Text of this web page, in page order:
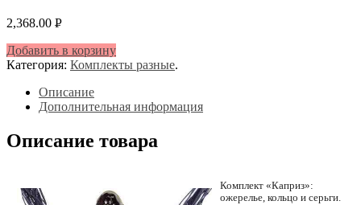
2,368.00 Р
Добавить в корзину
Категория: Комплекты разные.
Описание
Дополнительная информация
Описание товара
Комплект «Каприз»:
ожерелье, кольцо и серьги.